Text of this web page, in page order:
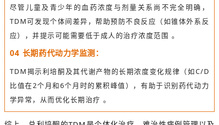
尽管儿童及青少年的血药浓度与剂量关系尚不完全明确，
TDM可发现个体间差异，帮助预防不良反应（如锥体外系反
应），并提示可能需要低于成人的治疗浓度范围 。
04 长期药代动力学监测：
TDM揭示利培酮及其代谢产物的长期浓度变化规律（如C/D
比值在2个月和6个月时的累积峰值），有助于识别药代动力
学异常，从而优化长期治疗 。